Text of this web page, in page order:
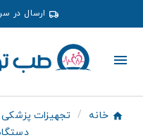
ارسال در
خانه تجهیزات پزشکی